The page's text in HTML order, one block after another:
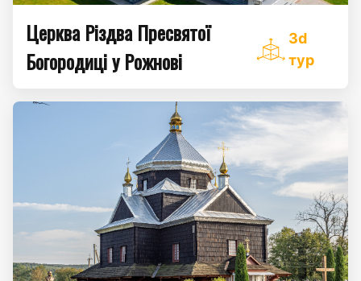
Церква Різдва Пресвятої
Богородиці у Рожнові
3d
тур